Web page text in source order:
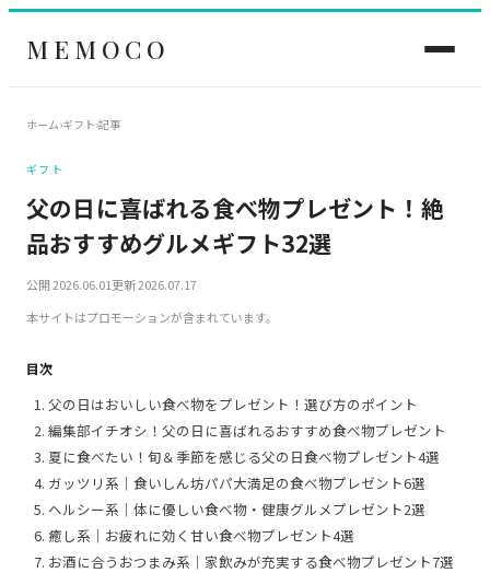
MEMOCO
ホーム›ギフト›記事
ギフト
父の日に喜ばれる食べ物プレゼント！絶
品おすすめグルメギフト32選
公開 2026.06.01更新 2026.07.17
本サイトはプロモーションが含まれています。
目次
父の日はおいしい食べ物をプレゼント！選び方のポイント
編集部イチオシ！父の日に喜ばれるおすすめ食べ物プレゼント
夏に食べたい！旬＆季節を感じる父の日食べ物プレゼント4選
ガッツリ系｜食いしん坊パパ大満足の食べ物プレゼント6選
ヘルシー系｜体に優しい食べ物・健康グルメプレゼント2選
癒し系｜お疲れに効く甘い食べ物プレゼント4選
お酒に合うおつまみ系｜家飲みが充実する食べ物プレゼント7選